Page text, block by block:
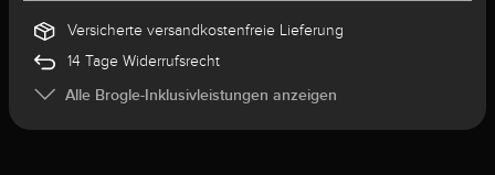
Versicherte versandkostenfreie Lieferung
14 Tage Widerrufsrecht
Alle Brogle-Inklusivleistungen anzeigen